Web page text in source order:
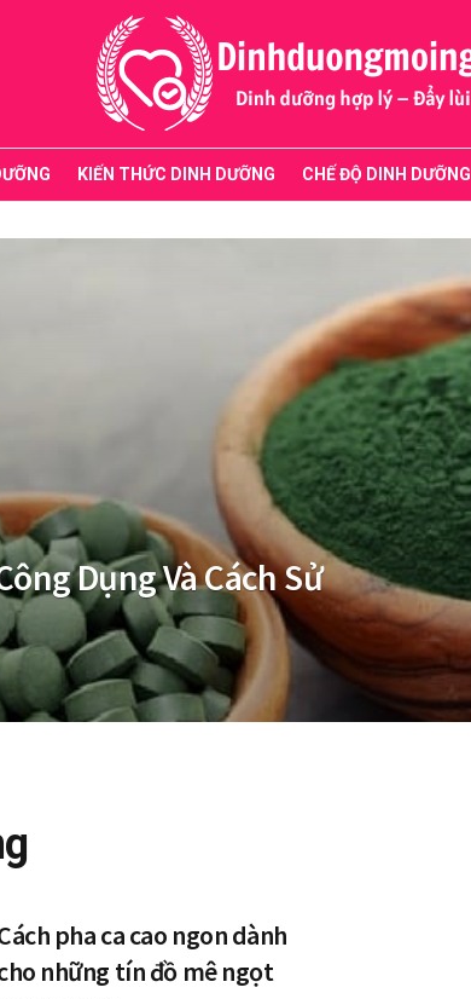
KIẾN THỨC DINH DƯỠNG CHẾ ĐỘ DINH DƯỠNG
Dụng Và Cách Sử
pha ca cao ngon dành
những tín đồ mê ngọt